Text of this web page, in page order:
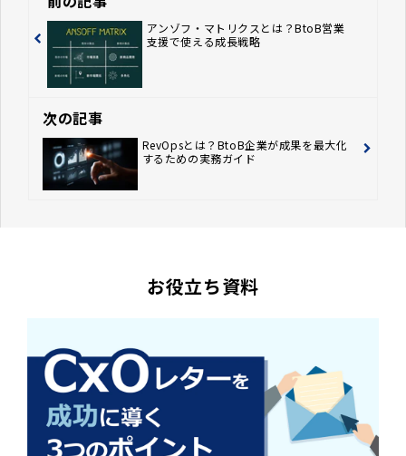
アンゾフ・マトリクスとは？BtoB営業
支援で使える成長戦略
次の記事
RevOpsとは？BtoB企業が成果を最大化
するための実務ガイド
お役立ち資料